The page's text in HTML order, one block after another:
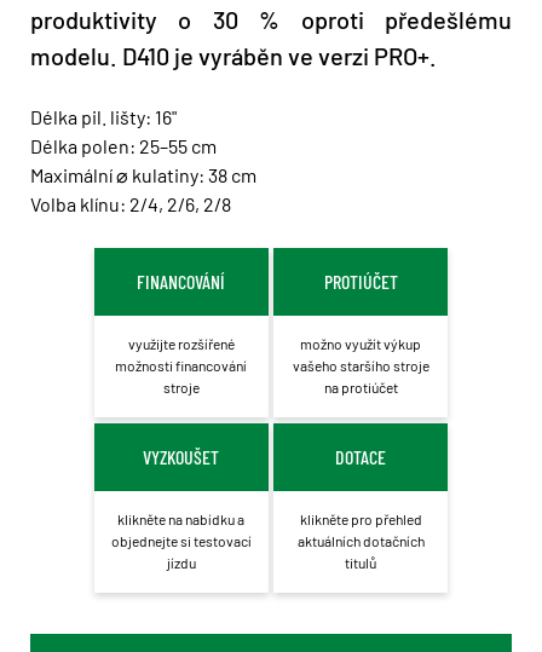
produktivity o 30 % oproti předešlému
modelu. D410 je vyráběn ve verzi PRO+.
Délka pil. lišty: 16"
Délka polen: 25–55 cm
Maximální ⌀ kulatiny: 38 cm
Volba klínu: 2/4, 2/6, 2/8
FINANCOVÁNÍ
využijte rozšířené
možnosti financování
stroje
PROTIÚČET
možno využít výkup
vašeho staršího stroje
na protiúčet
VYZKOUŠET
klikněte na nabídku a
objednejte si testovací
jízdu
DOTACE
klikněte pro přehled
aktuálních dotačních
titulů